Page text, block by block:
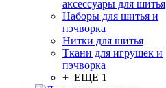
аксессуары для шитья
Наборы для шитья и
пэчворка
Нитки для шитья
Ткани для игрушек и
пэчворка
+ ЕЩЕ 1